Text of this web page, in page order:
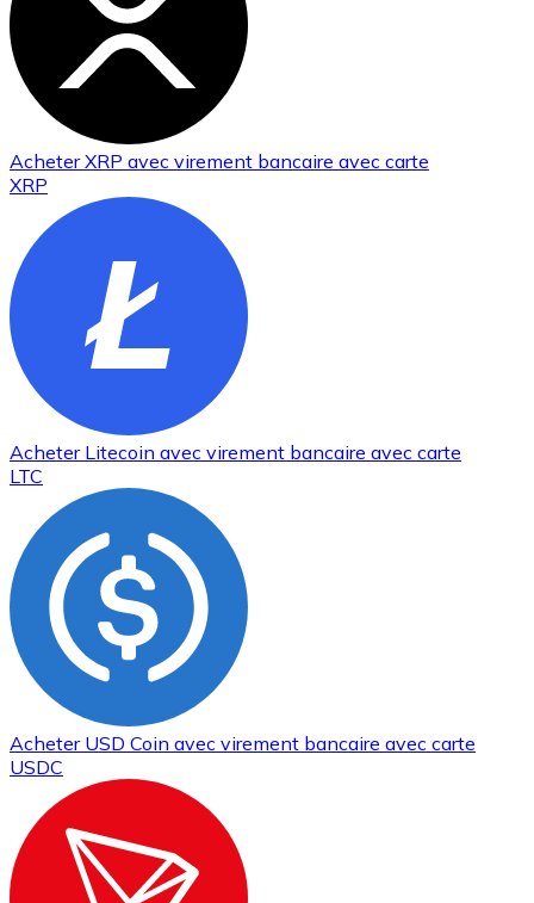
AcheterXRP avec virement bancaire avec carte
XRP
Acheter Litecoin avec virement bancaire avec carte
LTC
Acheter USD Coin avec virement bancaire avec carte
USDC